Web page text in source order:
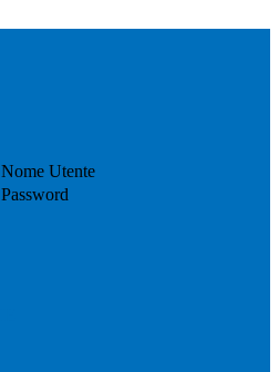
Nome Utente
Password